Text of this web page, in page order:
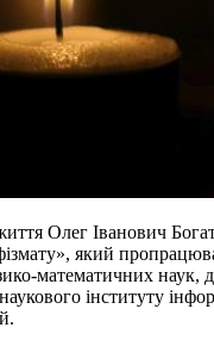
Олег Іванович
який
математичних наук,
інституту